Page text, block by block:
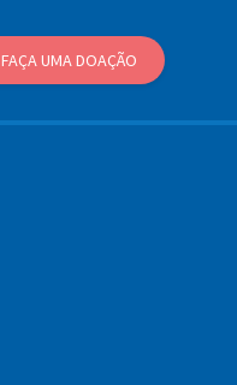
FAÇA UMA DOAÇÃO